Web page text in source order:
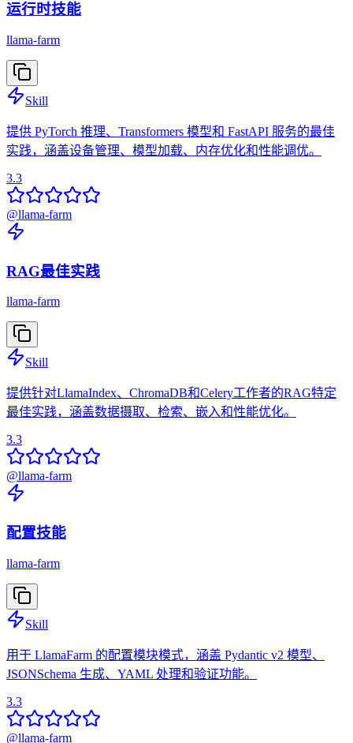
运行时技能
llama-farm
Skill
提供 PyTorch 推理、Transformers 模型和 FastAPI 服务的最佳
实践，涵盖设备管理、模型加载、内存优化和性能调优。
3.3
@llama-farm
RAG最佳实践
llama-farm
Skill
提供针对LlamaIndex、ChromaDB和Celery工作者的RAG特定
最佳实践，涵盖数据摄取、检索、嵌入和性能优化。
3.3
@llama-farm
配置技能
llama-farm
Skill
用于 LlamaFarm 的配置模块模式，涵盖 Pydantic v2 模型、
JSONSchema 生成、YAML 处理和验证功能。
3.3
@llama-farm